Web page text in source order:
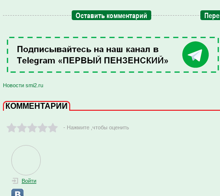
Оставить комментарий
Новости smi2.ru
КОММЕНТАРИИ
- Нажмите ,чтобы оценить
Войти